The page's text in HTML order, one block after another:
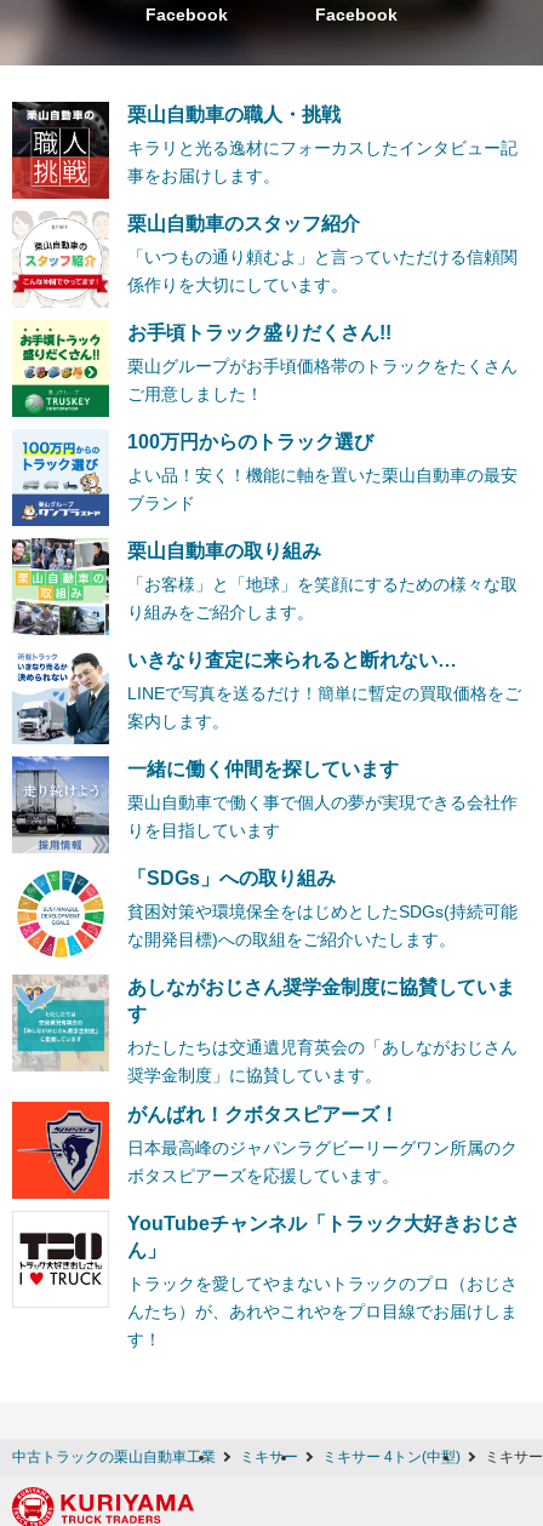
Facebook
Facebook
栗山自動車の職人・挑戦
キラリと光る逸材にフォーカスしたインタビュー記
事をお届けします。
栗山自動車のスタッフ紹介
「いつもの通り頼むよ」と言っていただける信頼関
係作りを大切にしています。
お手頃トラック盛りだくさん!!
栗山グループがお手頃価格帯のトラックをたくさん
ご用意しました！
100万円からのトラック選び
よい品！安く！機能に軸を置いた栗山自動車の最安
ブランド
栗山自動車の取り組み
「お客様」と「地球」を笑顔にするための様々な取
り組みをご紹介します。
いきなり査定に来られると断れない…
LINEで写真を送るだけ！簡単に暫定の買取価格をご
案内します。
一緒に働く仲間を探しています
栗山自動車で働く事で個人の夢が実現できる会社作
りを目指しています
「SDGs」への取り組み
貧困対策や環境保全をはじめとしたSDGs(持続可能
な開発目標)への取組をご紹介いたします。
あしながおじさん奨学金制度に協賛していま
す
わたしたちは交通遺児育英会の「あしながおじさん
奨学金制度」に協賛しています。
がんばれ！クボタスピアーズ！
日本最高峰のジャパンラグビーリーグワン所属のク
ボタスピアーズを応援しています。
YouTubeチャンネル「トラック大好きおじさ
ん」
トラックを愛してやまないトラックのプロ（おじさ
んたち）が、あれやこれやをプロ目線でお届けしま
す！
中古トラックの栗山自動車工業 ミキサー ミキサー 4トン(中型) ミキサ